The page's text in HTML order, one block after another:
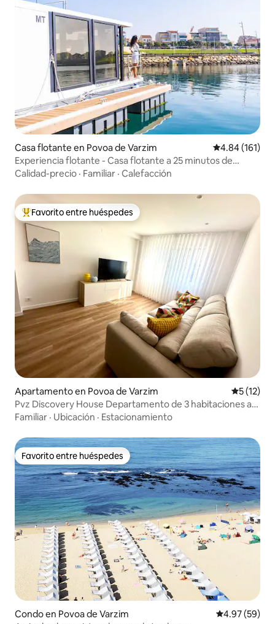
Casa flotante en Povoa de Varzim Calificación
4.84 (161)
Experiencia flotante - Casa flotante a 25 minutos de
Oporto
Calidad-precio · Familiar · Calefacción
Favorito entre huéspedes preferido
Favorito entre huéspedes
Apartamento en Povoa de Varzim
5 (12)
Pvz Discovery House Departamento de 3 habitaciones a
600 m de la playa
Familiar · Ubicación · Estacionamiento
Favorito entre huéspedes
Favorito entre huéspedes
Condo en Povoa de Varzim Calificación
4.97 (59)